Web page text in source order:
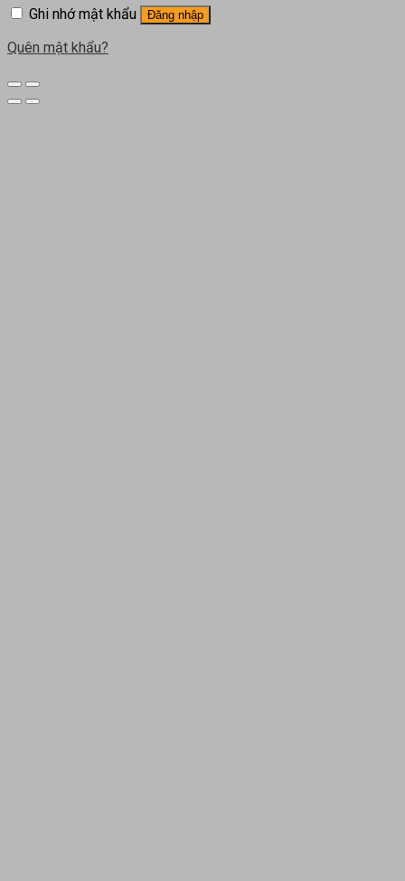
Ghi nhớ mật khẩu
Đăng nhập
Quên mật khẩu?